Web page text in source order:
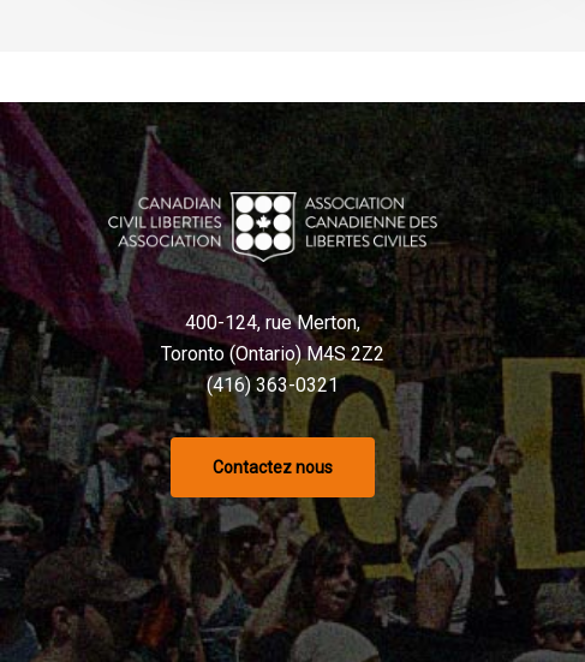
400-124, rue Merton,
Toronto (Ontario) M4S 2Z2
(416) 363-0321
Contactez nous